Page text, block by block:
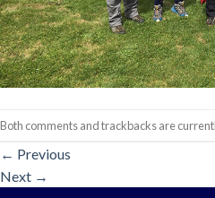
Both comments and trackbacks are
← Previous
Next →